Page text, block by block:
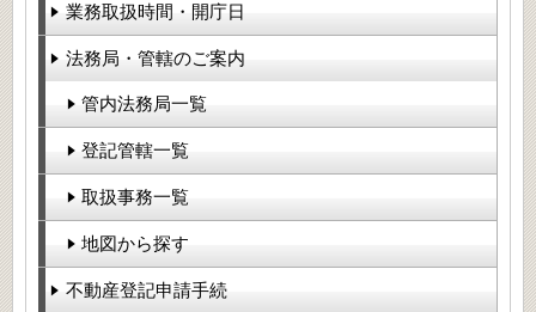
業務取扱時間・開庁日
法務局・管轄のご案内
管内法務局一覧
登記管轄一覧
取扱事務一覧
地図から探す
不動産登記申請手続